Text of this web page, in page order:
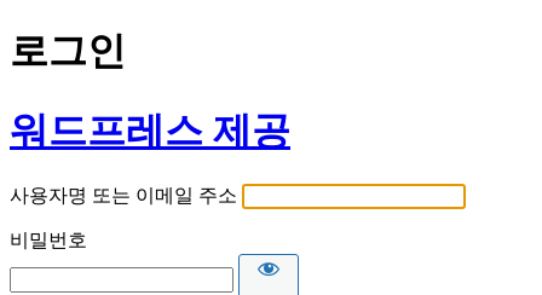
로그인
워드프레스 제공
사용자명 또는 이메일 주소
비밀번호